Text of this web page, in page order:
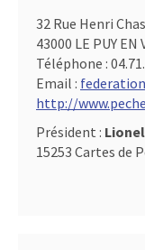
32 Rue Henri Chas
43000 LE PUY EN
Téléphone :
Email :
http://
Président :
15253 Cartes de